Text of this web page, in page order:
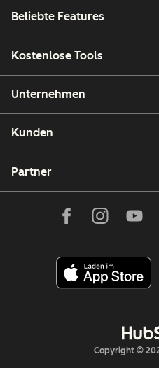
Beliebte Features
Kostenlose Tools
Unternehmen
Kunden
Partner
Copyright ©